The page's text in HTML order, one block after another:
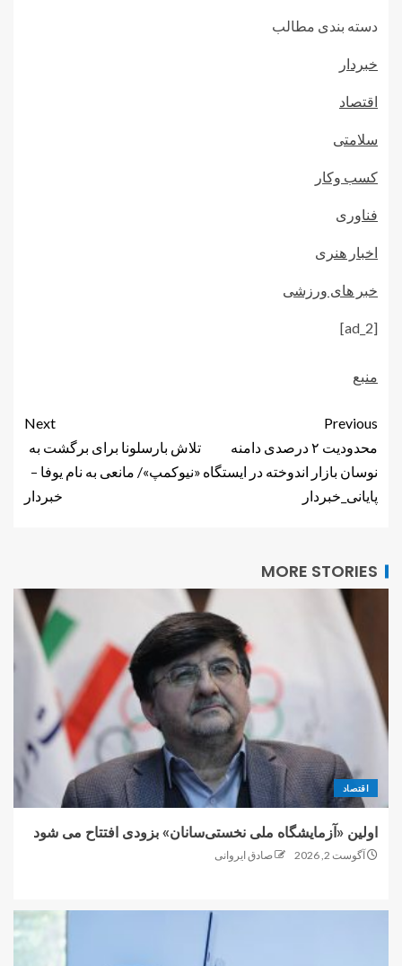
دسته بندی مطالب
خبردار
اقتصاد
سلامتی
کسب وکار
فناوری
اخبار هنری
خبر های ورزشی
[ad_2]
منبع
Previous
محدودیت ۲ درصدی دامنه
نوسان بازار اندوخته در ایستگاه
پایانی_خبردار
Next
تلاش بارسلونا برای برگشت به
«نیوکمپ»/ مانعی به نام یوفا –
خبردار
MORE STORIES
اقتصاد
اولین «آزمایشگاه ملی نخستی‌سانان» بزودی افتتاح می شود
آگوست 2, 2026 صادق ایروانی